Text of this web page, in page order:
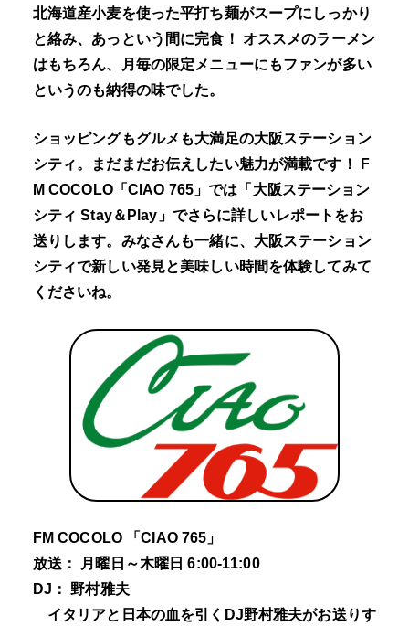
北海道産小麦を使った平打ち麺がスープにしっかり
と絡み、あっという間に完食！ オススメのラーメン
はもちろん、月毎の限定メニューにもファンが多い
というのも納得の味でした。
ショッピングもグルメも大満足の大阪ステーション
シティ。まだまだお伝えしたい魅力が満載です！ F
M COCOLO「CIAO 765」では「大阪ステーション
シティ Stay＆Play」でさらに詳しいレポートをお
送りします。みなさんも一緒に、大阪ステーション
シティで新しい発見と美味しい時間を体験してみて
くださいね。
FM COCOLO 「CIAO 765」
放送： 月曜日～木曜日 6:00-11:00
DJ： 野村雅夫
イタリアと日本の血を引くDJ野村雅夫がお送りす